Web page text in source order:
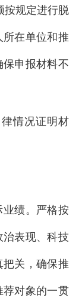
规定进行脱
在单位和推
申报材料不
情况证明材
绩。严格按
表现、科技
关，确保推
对象的一贯